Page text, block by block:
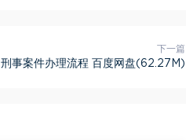
下一篇
刑事案件办理流程 百度网盘(62.27M)